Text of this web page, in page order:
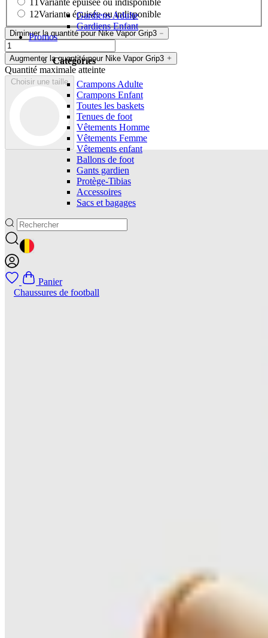
Gardiens Adulte
Gardiens Enfant
Promos
Catégories
Crampons Adulte
Crampons Enfant
Toutes les baskets
Tenues de foot
Vêtements Homme
Vêtements Femme
Vêtements enfant
Ballons de foot
Gants gardien
Protège-Tibias
Accessoires
Sacs et bagages
GEOLOCATION BUTTON: BELGIQUE
Panier
Chaussures de football
12Variante épuisée ou indisponible
Diminuer la quantité pour Nike Vapor Grip3
Augmenter la quantité pour Nike Vapor Grip3
Quantité maximale atteinte
Choisir une taille